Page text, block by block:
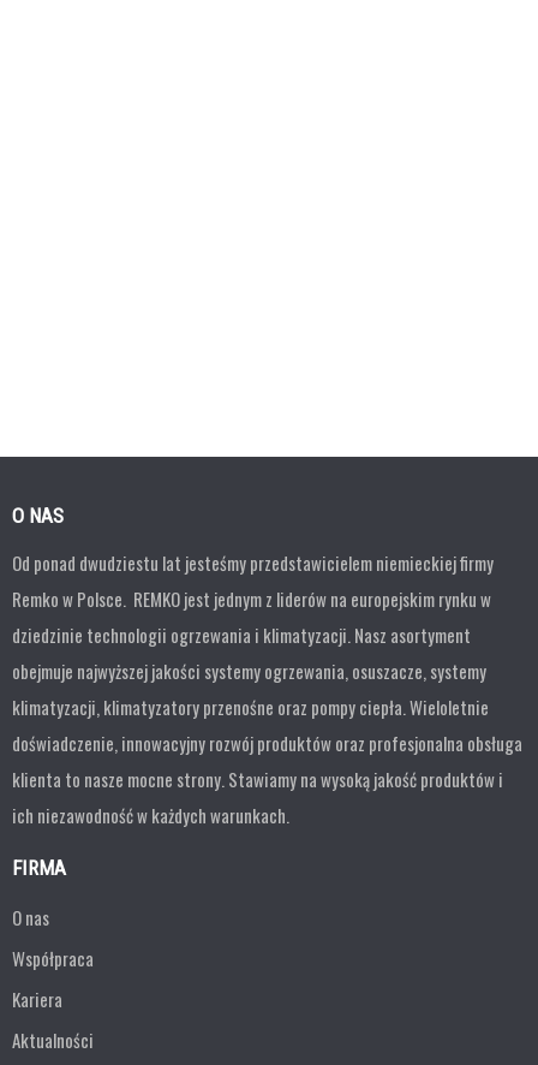
O NAS
Od ponad dwudziestu lat jesteśmy przedstawicielem niemieckiej firmy
Remko w Polsce. REMKO jest jednym z liderów na europejskim rynku w
dziedzinie technologii ogrzewania i klimatyzacji. Nasz asortyment
obejmuje najwyższej jakości systemy ogrzewania, osuszacze, systemy
klimatyzacji, klimatyzatory przenośne oraz pompy ciepła. Wieloletnie
doświadczenie, innowacyjny rozwój produktów oraz profesjonalna obsługa
klienta to nasze mocne strony. Stawiamy na wysoką jakość produktów i
ich niezawodność w każdych warunkach.
FIRMA
O nas
Współpraca
Kariera
Aktualności